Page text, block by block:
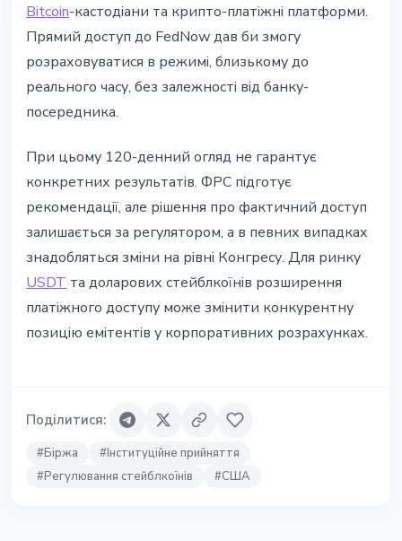
Bitcoin-кастодіани та крипто-платіжні платформи.
Прямий доступ до FedNow дав би змогу
розраховуватися в режимі, близькому до
реального часу, без залежності від банку-
посередника.
При цьому 120-денний огляд не гарантує
конкретних результатів. ФРС підготує
рекомендації, але рішення про фактичний доступ
залишається за регулятором, а в певних випадках
знадобляться зміни на рівні Конгресу. Для ринку
USDT та доларових стейблкоїнів розширення
платіжного доступу може змінити конкурентну
позицію емітентів у корпоративних розрахунках.
Поділитися:
#Біржа #Інституційне прийняття
#Регулювання стейблкоїнів #США